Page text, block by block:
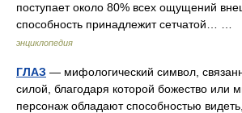
поступает около 80% всех ощущений
способность принадлежит сетчатой… …
энциклопедия
ГЛАЗ — мифологический символ,
силой, благодаря которой божество или
персонаж обладают способностью